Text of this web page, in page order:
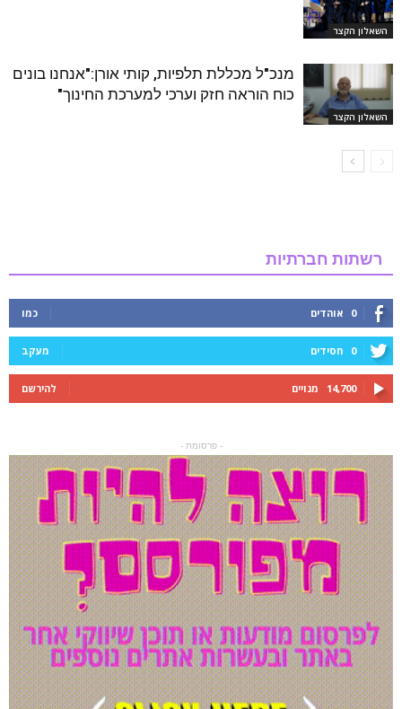
השאלון הקצר
השאלון הקצר
מנכ"ל מכללת תלפיות, קותי אורן:"אנחנו בונים
כוח הוראה חזק וערכי למערכת החינוך"
רשתות חברתיות
0 אוהדים כמו
0 חסידים מעקב
14,700 מנויים להירשם
- פרסומת -